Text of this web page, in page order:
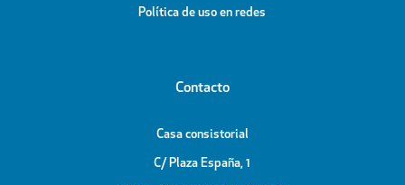
Política de uso en redes
Contacto
Casa consistorial
C/ Plaza España, 1